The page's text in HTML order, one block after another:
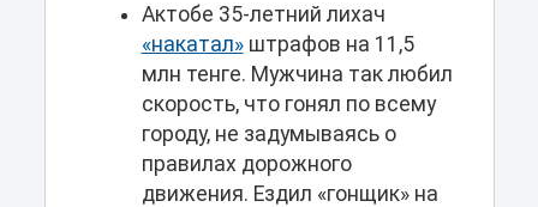
Актобе 35-летний лихач
«накатал»штрафов на 11,5
млн тенге. Мужчина так любил
скорость, что гонял по всему
городу, не задумываясь о
правилах дорожного
движения. Ездил «гонщик» на